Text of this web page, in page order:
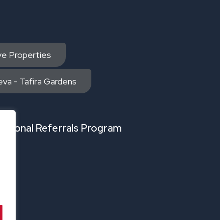
Properties
- Tafira Gardens
Referrals Program